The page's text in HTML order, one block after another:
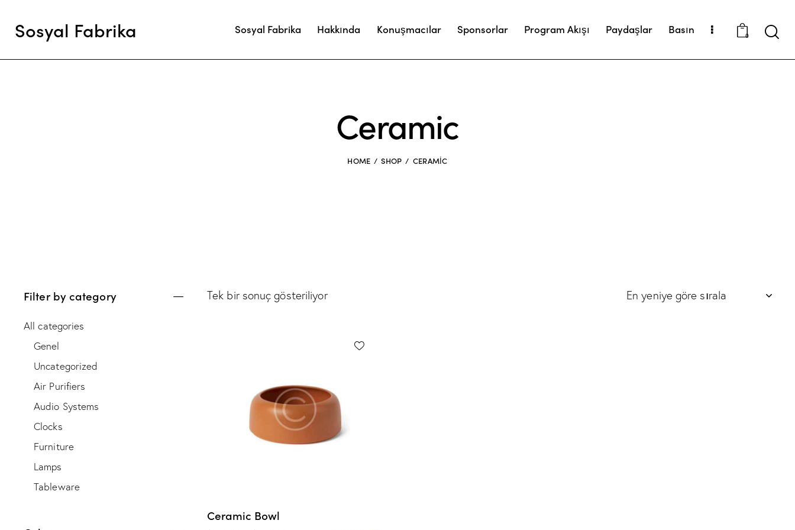
Sosyal Fabrika Sosyal Fabrika Hakkında Konuşmacılar Sponsorlar Program Akışı Paydaşlar Basın 0
Ceramic
HOME SHOP CERAMIC
Tek bir sonuç gösteriliyor
Ceramic Bowl
Filter by category
All categories
Genel
Uncategorized
Air Purifiers
Audio Systems
Clocks
Furniture
Lamps
Tableware